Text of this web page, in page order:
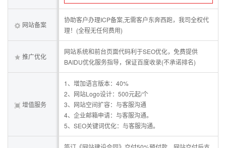
网站备案
协助客户办理ICP备案,无需客户东奔西跑，我司全权代
理！(全程无任何费用)
推广优化
网站系统和前台页面代码利于SEO优化，免费提供
BAIDU优化服务指导，保证百度收录(不承诺排名)
增值服务
1、增加语言版本：40%
2、网站Logo设计：500元起/个
3、网站空间扩容：与客服沟通
4、企业邮箱申请：与客服沟通。
5、SEO关键词优化：与客服沟通。